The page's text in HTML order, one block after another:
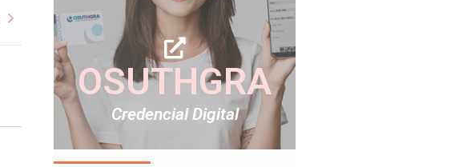
OSUTHGRA
Credencial Digital